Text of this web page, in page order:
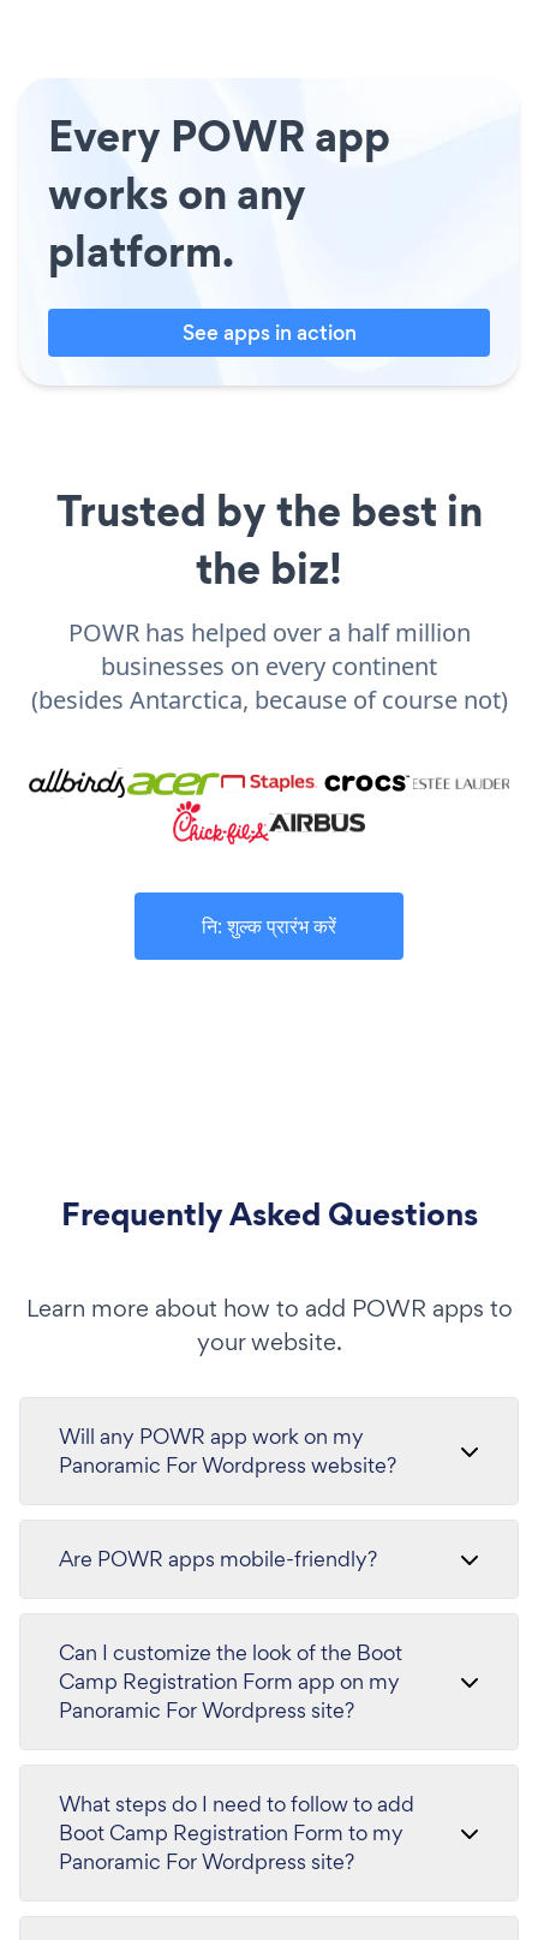
Every POWR app
works on any
platform.
See apps in action
Trusted by the best in
the biz!
POWR has helped over a half million
businesses on every continent
(besides Antarctica, because of course not)
नि: शुल्क प्रारंभ करें
Frequently Asked Questions
Learn more about how to add POWR apps to
your website.
Will any POWR app work on my
Panoramic For Wordpress website?
Are POWR apps mobile-friendly?
Can I customize the look of the Boot
Camp Registration Form app on my
Panoramic For Wordpress site?
What steps do I need to follow to add
Boot Camp Registration Form to my
Panoramic For Wordpress site?